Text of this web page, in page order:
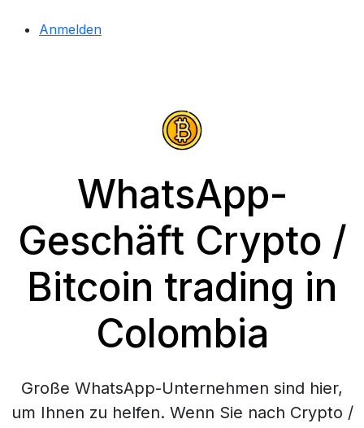
Anmelden
WhatsApp-
Geschäft Crypto /
Bitcoin trading in
Colombia
Große WhatsApp-Unternehmen sind hier,
um Ihnen zu helfen. Wenn Sie nach Crypto /